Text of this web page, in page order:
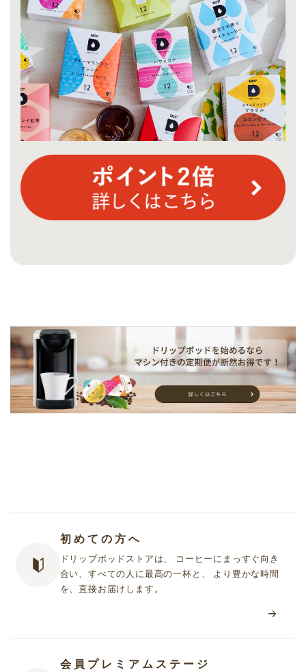
初めての方へ
ドリップポッドストアは、 コーヒーにまっすぐ向き
合い、すべての人に最高の一杯と、 より豊かな時間
を、直接お届けします。
会員プレミアムステージ